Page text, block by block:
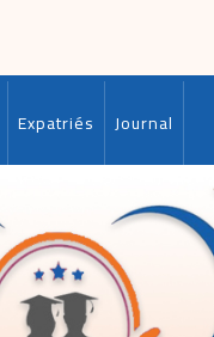
Expatriés Journal